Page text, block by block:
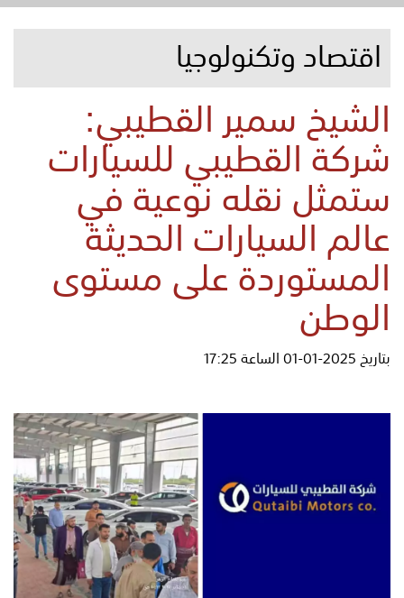
اقتصاد وتكنولوجيا
الشيخ سمير القطيبي:
شركة القطيبي للسيارات
ستمثل نقله نوعية في
عالم السيارات الحديثة
المستوردة على مستوى
الوطن
بتاريخ 2025-01-01 الساعة 17:25